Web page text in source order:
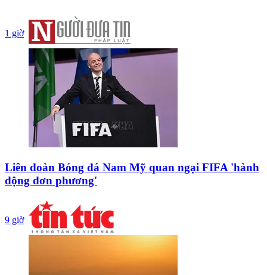
1 giờ
Liên đoàn Bóng đá Nam Mỹ quan ngại FIFA 'hành
động đơn phương'
9 giờ